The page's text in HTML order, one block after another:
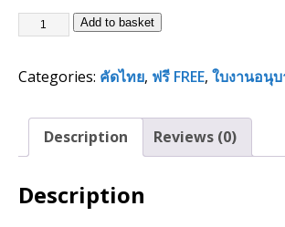
Add to basket
Categories: คัดไทย, ฟรี FREE, ใบงานอนุ
Description Reviews (0)
Description